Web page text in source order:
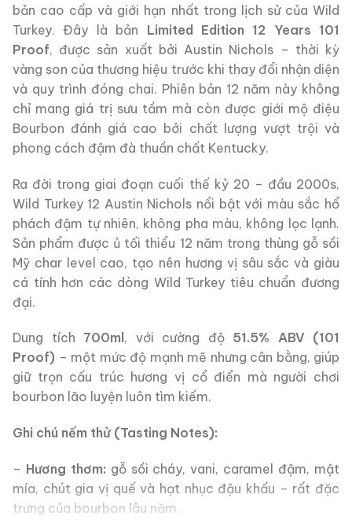
bản cao cấp và giới hạn nhất trong lịch sử của Wild
Turkey. Đây là bản Limited Edition 12 Years 101
Proof, được sản xuất bởi Austin Nichols – thời kỳ
vàng son của thương hiệu trước khi thay đổi nhận diện
và quy trình đóng chai. Phiên bản 12 năm này không
chỉ mang giá trị sưu tầm mà còn được giới mộ điệu
Bourbon đánh giá cao bởi chất lượng vượt trội và
phong cách đậm đà thuần chất Kentucky.
Ra đời trong giai đoạn cuối thế kỷ 20 – đầu 2000s,
Wild Turkey 12 Austin Nichols nổi bật với màu sắc hổ
phách đậm tự nhiên, không pha màu, không lọc lạnh.
Sản phẩm được ủ tối thiểu 12 năm trong thùng gỗ sồi
Mỹ char level cao, tạo nên hương vị sâu sắc và giàu
cá tính hơn các dòng Wild Turkey tiêu chuẩn đương
đại.
Dung tích 700ml , với cường độ 51.5% ABV (101
Proof) – một mức độ mạnh mẽ nhưng cân bằng, giúp
giữ trọn cấu trúc hương vị cổ điển mà người chơi
bourbon lão luyện luôn tìm kiếm.
Ghi chú nếm thử (Tasting Notes):
– Hương thơm: gỗ sồi cháy, vani, caramel đậm, mật
mía, chút gia vị quế và hạt nhục đậu khấu – rất đặc
trưng của bourbon lâu năm.